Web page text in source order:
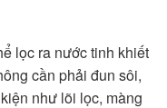
lọc ra nước tinh khiết
cần phải đun sôi,
như lõi lọc, màng